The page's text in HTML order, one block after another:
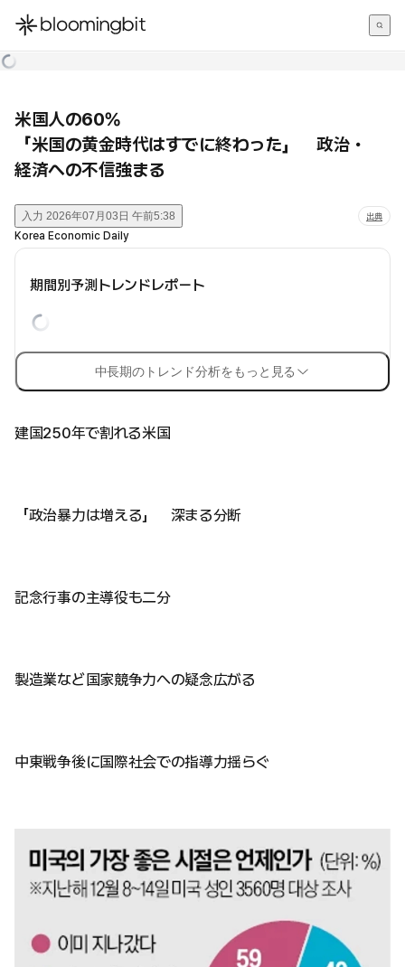
한국어
米国人の60%
「米国の黄金時代はすでに終わった」 政治・
経済への不信強まる
入力 2026年07月03日 午前5:38 出典
Korea Economic Daily
期間別予測トレンドレポート
中長期のトレンド分析をもっと見る
建国250年で割れる米国
「政治暴力は増える」 深まる分断
記念行事の主導役も二分
製造業など国家競争力への疑念広がる
中東戦争後に国際社会での指導力揺らぐ